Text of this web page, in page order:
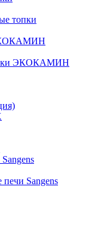
топки
ЭКОКАМИН
печи Sangens